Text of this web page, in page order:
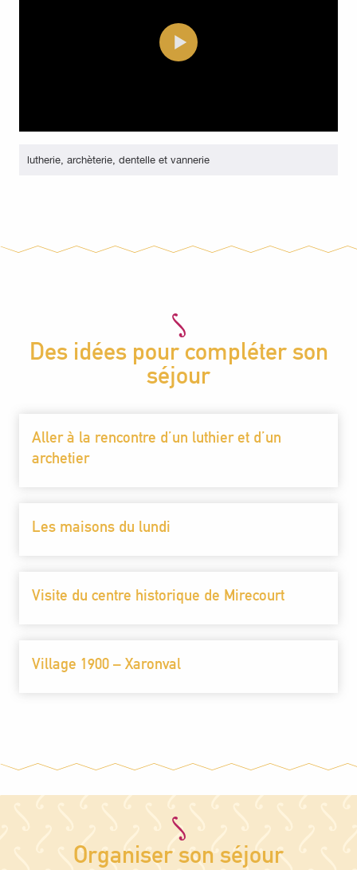
lutherie, archèterie, dentelle et vannerie
Des idées pour compléter son
séjour
Aller à la rencontre d’un luthier et d’un
archetier
Les maisons du lundi
Visite du centre historique de Mirecourt
Village 1900 – Xaronval
Organiser son séjour